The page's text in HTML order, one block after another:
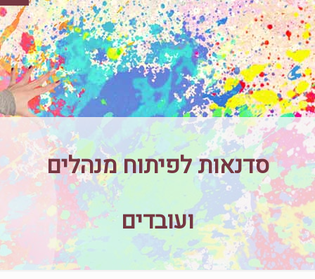
סדנאות לפיתוח מנהלים
ועובדים